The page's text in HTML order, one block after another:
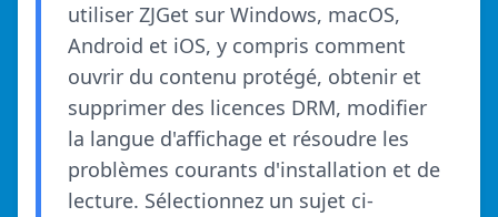
utiliser ZJGet sur Windows, macOS,
Android et iOS, y compris comment
ouvrir du contenu protégé, obtenir et
supprimer des licences DRM, modifier
la langue d'affichage et résoudre les
problèmes courants d'installation et de
lecture. Sélectionnez un sujet ci-